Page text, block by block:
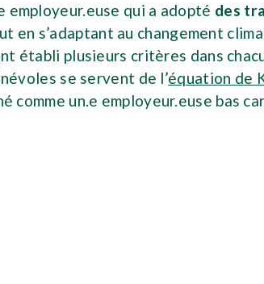
employeur.euse qui a adopté des
en s’adaptant au changement
établi plusieurs critères dans
se servent de l’équation de
un.e employeur.euse bas